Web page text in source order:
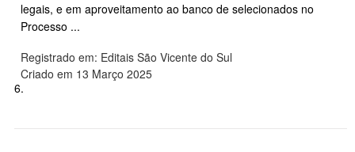
legais, e em aproveitamento ao banco de selecionados no
Processo ...
Registrado em: Editais São Vicente do Sul
Criado em 13 Março 2025
6.